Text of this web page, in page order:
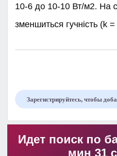
10-6 до 10-10 Вт/м2. На
зменшиться гучність (k
Зарегистрируйтесь, чтобы
Идет поиск по
мин 31